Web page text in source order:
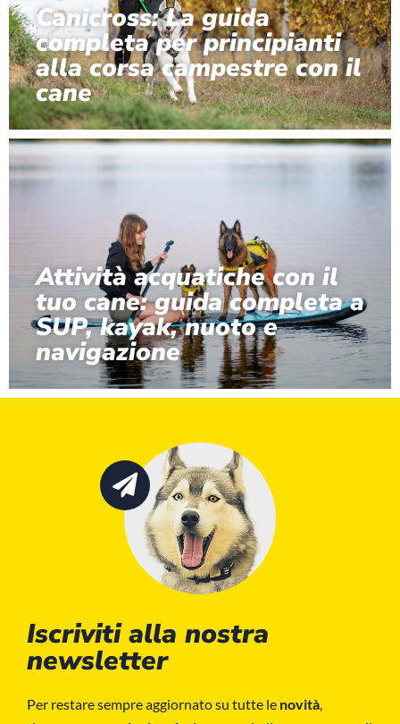
Canicross: La guida
completa per principianti
alla corsa campestre con il
cane
Attività acquatiche con il
tuo cane: guida completa a
SUP, kayak, nuoto e
navigazione
Iscriviti alla nostra
newsletter
Per restare sempre aggiornato su tutte le novità